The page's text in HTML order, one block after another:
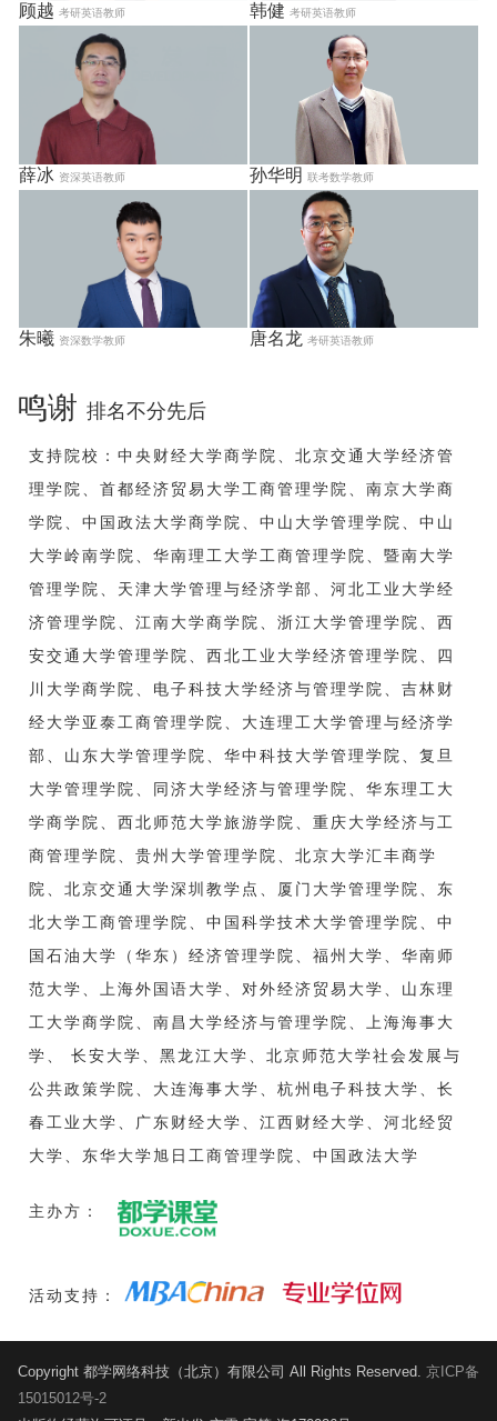
顾越 考研英语教师 韩健 考研英语教师
薛冰 资深英语教师 孙华明 联考数学教师
朱曦 资深数学教师 唐名龙 考研英语教师
鸣谢 排名不分先后
支持院校：中央财经大学商学院、北京交通大学经济管
理学院、首都经济贸易大学工商管理学院、南京大学商
学院、中国政法大学商学院、中山大学管理学院、中山
大学岭南学院、华南理工大学工商管理学院、暨南大学
管理学院、天津大学管理与经济学部、河北工业大学经
济管理学院、江南大学商学院、浙江大学管理学院、西
安交通大学管理学院、西北工业大学经济管理学院、四
川大学商学院、电子科技大学经济与管理学院、吉林财
经大学亚泰工商管理学院、大连理工大学管理与经济学
部、山东大学管理学院、华中科技大学管理学院、复旦
大学管理学院、同济大学经济与管理学院、华东理工大
学商学院、西北师范大学旅游学院、重庆大学经济与工
商管理学院、贵州大学管理学院、北京大学汇丰商学
院、北京交通大学深圳教学点、厦门大学管理学院、东
北大学工商管理学院、中国科学技术大学管理学院、中
国石油大学（华东）经济管理学院、福州大学、华南师
范大学、上海外国语大学、对外经济贸易大学、山东理
工大学商学院、南昌大学经济与管理学院、上海海事大
学、 长安大学、黑龙江大学、北京师范大学社会发展与
公共政策学院、大连海事大学、杭州电子科技大学、长
春工业大学、广东财经大学、江西财经大学、河北经贸
大学、东华大学旭日工商管理学院、中国政法大学
主办方：
活动支持：
Copyright 都学网络科技（北京）有限公司 All Rights Reserved. 京ICP备
15015012号-2